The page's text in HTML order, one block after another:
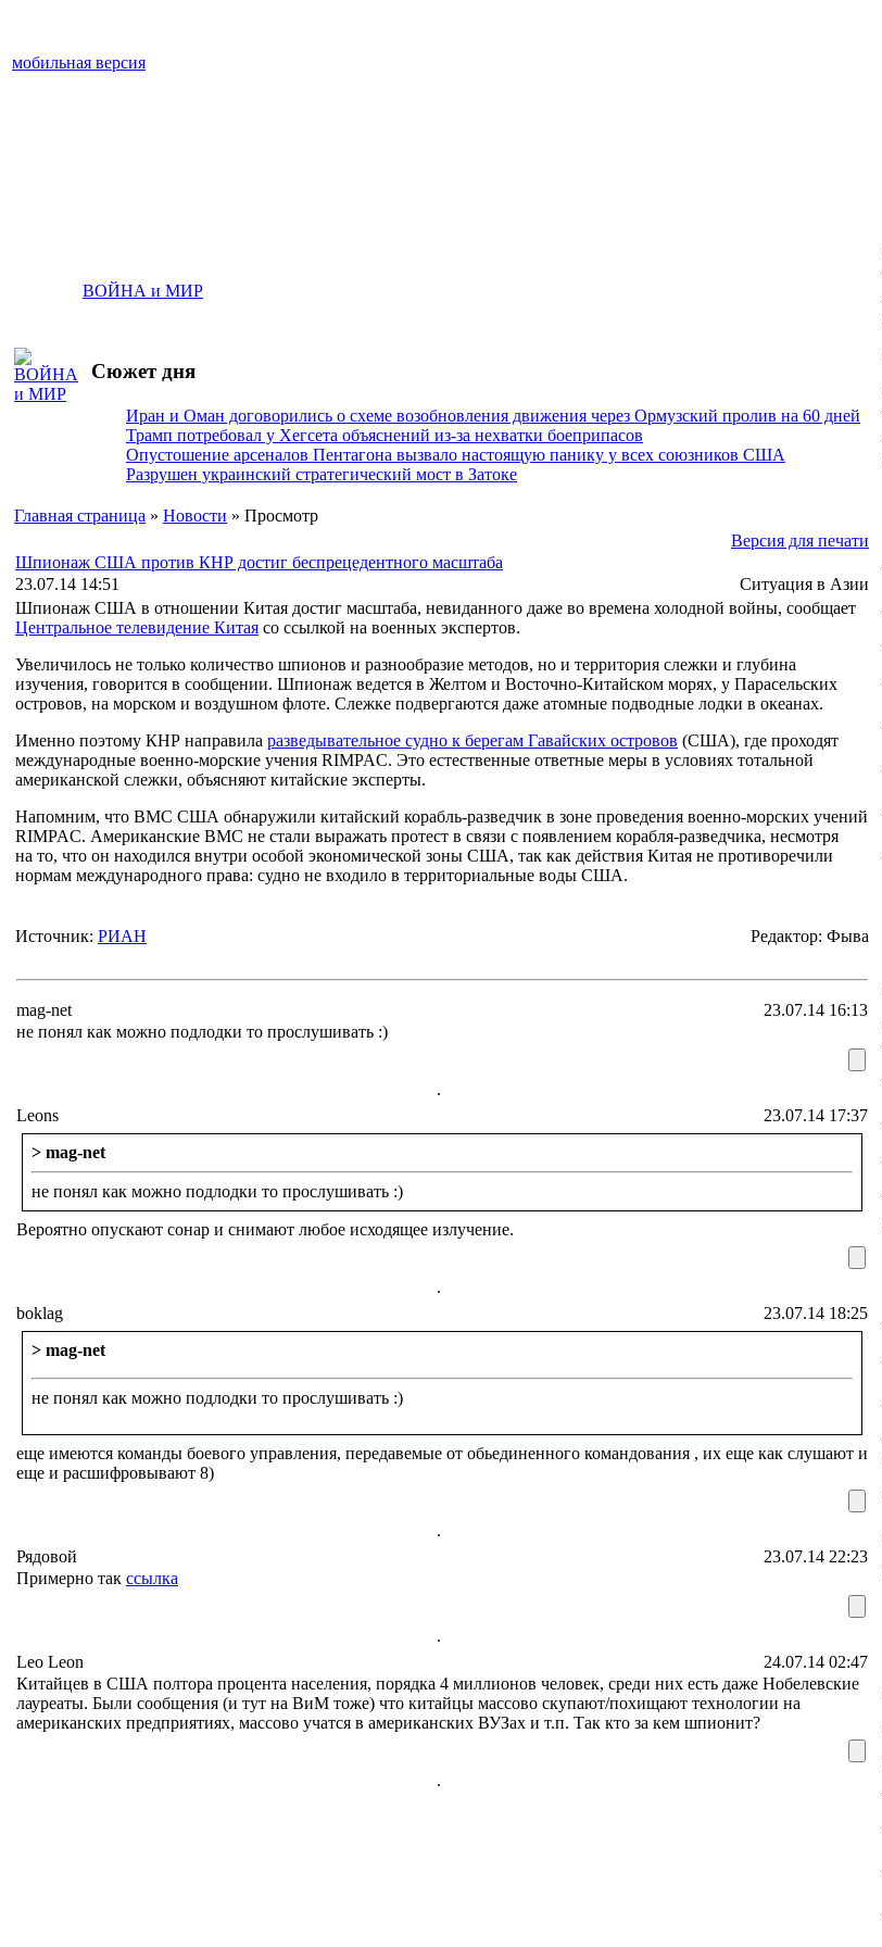
мобильная версия
ВОЙНА и МИР
Сюжет дня
Иран и Оман договорились о схеме возобновления движения через Ормузский пролив на 60 дней
Трамп потребовал у Хегсета объяснений из-за нехватки боеприпасов
Опустошение арсеналов Пентагона вызвало настоящую панику у всех союзников США
Разрушен украинский стратегический мост в Затоке
Главная страница » Новости » Просмотр
Версия для печати
Шпионаж США против КНР достиг беспрецедентного масштаба
23.07.14 14:51
Ситуация в Азии
Шпионаж США в отношении Китая достиг масштаба, невиданного даже во времена холодной войны, сообщает
Центральное телевидение Китая со ссылкой на военных экспертов.
Увеличилось не только количество шпионов и разнообразие методов, но и территория слежки и глубина
изучения, говорится в сообщении. Шпионаж ведется в Желтом и Восточно-Китайском морях, у Парасельских
островов, на морском и воздушном флоте. Слежке подвергаются даже атомные подводные лодки в океанах.
Именно поэтому КНР направила разведывательное судно к берегам Гавайских островов (США), где проходят
международные военно-морские учения RIMPAC. Это естественные ответные меры в условиях тотальной
американской слежки, объясняют китайские эксперты.
Напомним, что ВМС США обнаружили китайский корабль-разведчик в зоне проведения военно-морских учений
RIMPAC. Американские ВМС не стали выражать протест в связи с появлением корабля-разведчика, несмотря
на то, что он находился внутри особой экономической зоны США, так как действия Китая не противоречили
нормам международного права: судно не входило в территориальные воды США.
Источник: РИАН Редактор: Фыва
mag-net
23.07.14 16:13
не понял как можно подлодки то прослушивать :)
.
Leons
23.07.14 17:37
> mag-net
не понял как можно подлодки то прослушивать :)
Вероятно опускают сонар и снимают любое исходящее излучение.
.
boklag
23.07.14 18:25
> mag-net
не понял как можно подлодки то прослушивать :)
еще имеются команды боевого управления, передавемые от обьединенного командования , их еще как слушают и
еще и расшифровывают 8)
.
Рядовой
23.07.14 22:23
Примерно так ссылка
.
Leo Leon
24.07.14 02:47
Китайцев в США полтора процента населения, порядка 4 миллионов человек, среди них есть даже Нобелевские
лауреаты. Были сообщения (и тут на ВиМ тоже) что китайцы массово скупают/похищают технологии на
американских предприятиях, массово учатся в американских ВУЗах и т.п. Так кто за кем шпионит?
.